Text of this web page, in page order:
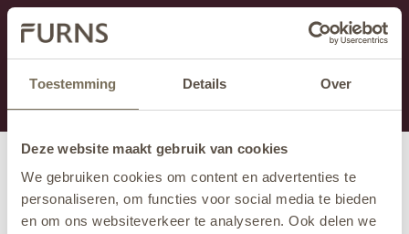
Toestemming Details Over
Deze website maakt gebruik van cookies
We gebruiken cookies om content en advertenties te
personaliseren, om functies voor social media te bieden
en om ons websiteverkeer te analyseren. Ook delen we
Cette section est actuellement en maintenance.
Si vous manquez des informations, vous pouvez nous
appeler au +31 413 395 295 ou nous envoyer un e-